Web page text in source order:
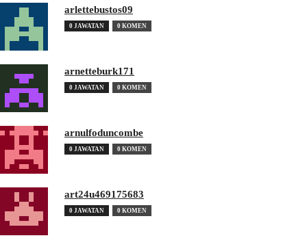
arlettebustos09
0 JAWATAN 0 KOMEN
arnetteburk171
0 JAWATAN 0 KOMEN
arnulfoduncombe
0 JAWATAN 0 KOMEN
art24u469175683
0 JAWATAN 0 KOMEN